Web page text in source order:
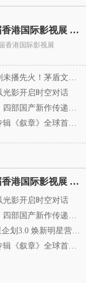
电影《60/70》亮相第30届香港国际影视展 冲刺戛纳备
香港国际影视展
火！茅盾文学奖IP首
光影开启时空对话
产新作传递银幕温情
章》全球首发，颠覆
电影《60/70》亮相第30届香港国际影视展 冲刺戛纳备
光影开启时空对话
产新作传递银幕温情
3.0 焕新明星营销，让
章》全球首发，颠覆